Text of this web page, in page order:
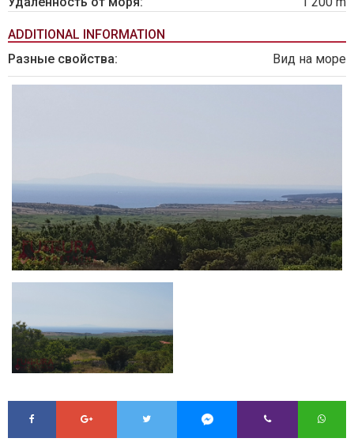
ADDITIONAL INFORMATION
Разные свойства:
Вид на море